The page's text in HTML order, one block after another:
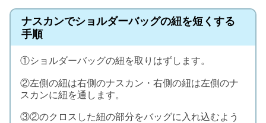
ナスカンでショルダーバッグの紐を短くする
手順
①ショルダーバッグの紐を取りはずします。
②左側の紐は右側のナスカン・右側の紐は左側のナ
スカンに紐を通します。
③②のクロスした紐の部分をバッグに入れ込むよう